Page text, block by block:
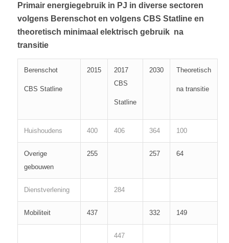
Primair energiegebruik in PJ in diverse sectoren
volgens Berenschot en volgens CBS Statline en
theoretisch minimaal elektrisch gebruik na
transitie
Berenschot
CBS Statline
2015
2017
CBS
Statline
2030 Theoretisch
na transitie
Huishoudens 400 406 364 100
Overige
gebouwen
255 257 64
Dienstverlening 284
Mobiliteit 437 332 149
447